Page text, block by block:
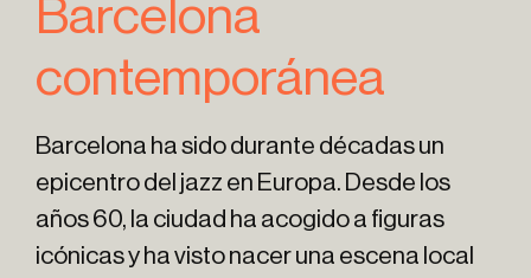
Barcelona
contemporánea
Barcelona ha sido durante décadas un
epicentro del jazz en Europa. Desde los
años 60, la ciudad ha acogido a figuras
icónicas y ha visto nacer una escena local